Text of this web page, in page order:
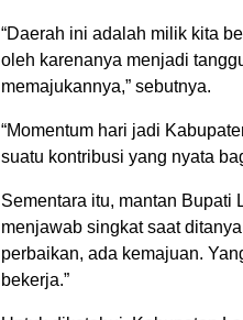
“Daerah ini adalah milik kita
oleh karenanya menjadi
memajukannya,” sebutnya.
“Momentum hari jadi
suatu kontribusi yang nyata
Sementara itu, mantan Bupati
menjawab singkat saat
perbaikan, ada kemajuan.
bekerja.”